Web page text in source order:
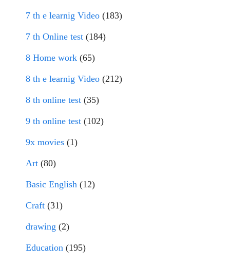
7 th e learnig Video (183)
7 th Online test (184)
8 Home work (65)
8 th e learnig Video (212)
8 th online test (35)
9 th online test (102)
9x movies (1)
Art (80)
Basic English (12)
Craft (31)
drawing (2)
Education (195)